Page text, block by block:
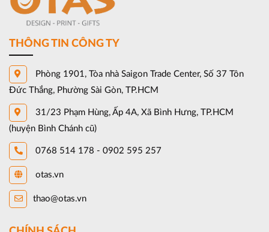
THÔNG TIN CÔNG TY
Phòng 1901, Tòa nhà Saigon Trade Center, Số 37 Tôn
Đức Thắng, Phường Sài Gòn, TP.HCM
31/23 Phạm Hùng, Ấp 4A, Xã Bình Hưng, TP.HCM
(huyện Bình Chánh cũ)
0768 514 178 - 0902 595 257
otas.vn
thao@otas.vn